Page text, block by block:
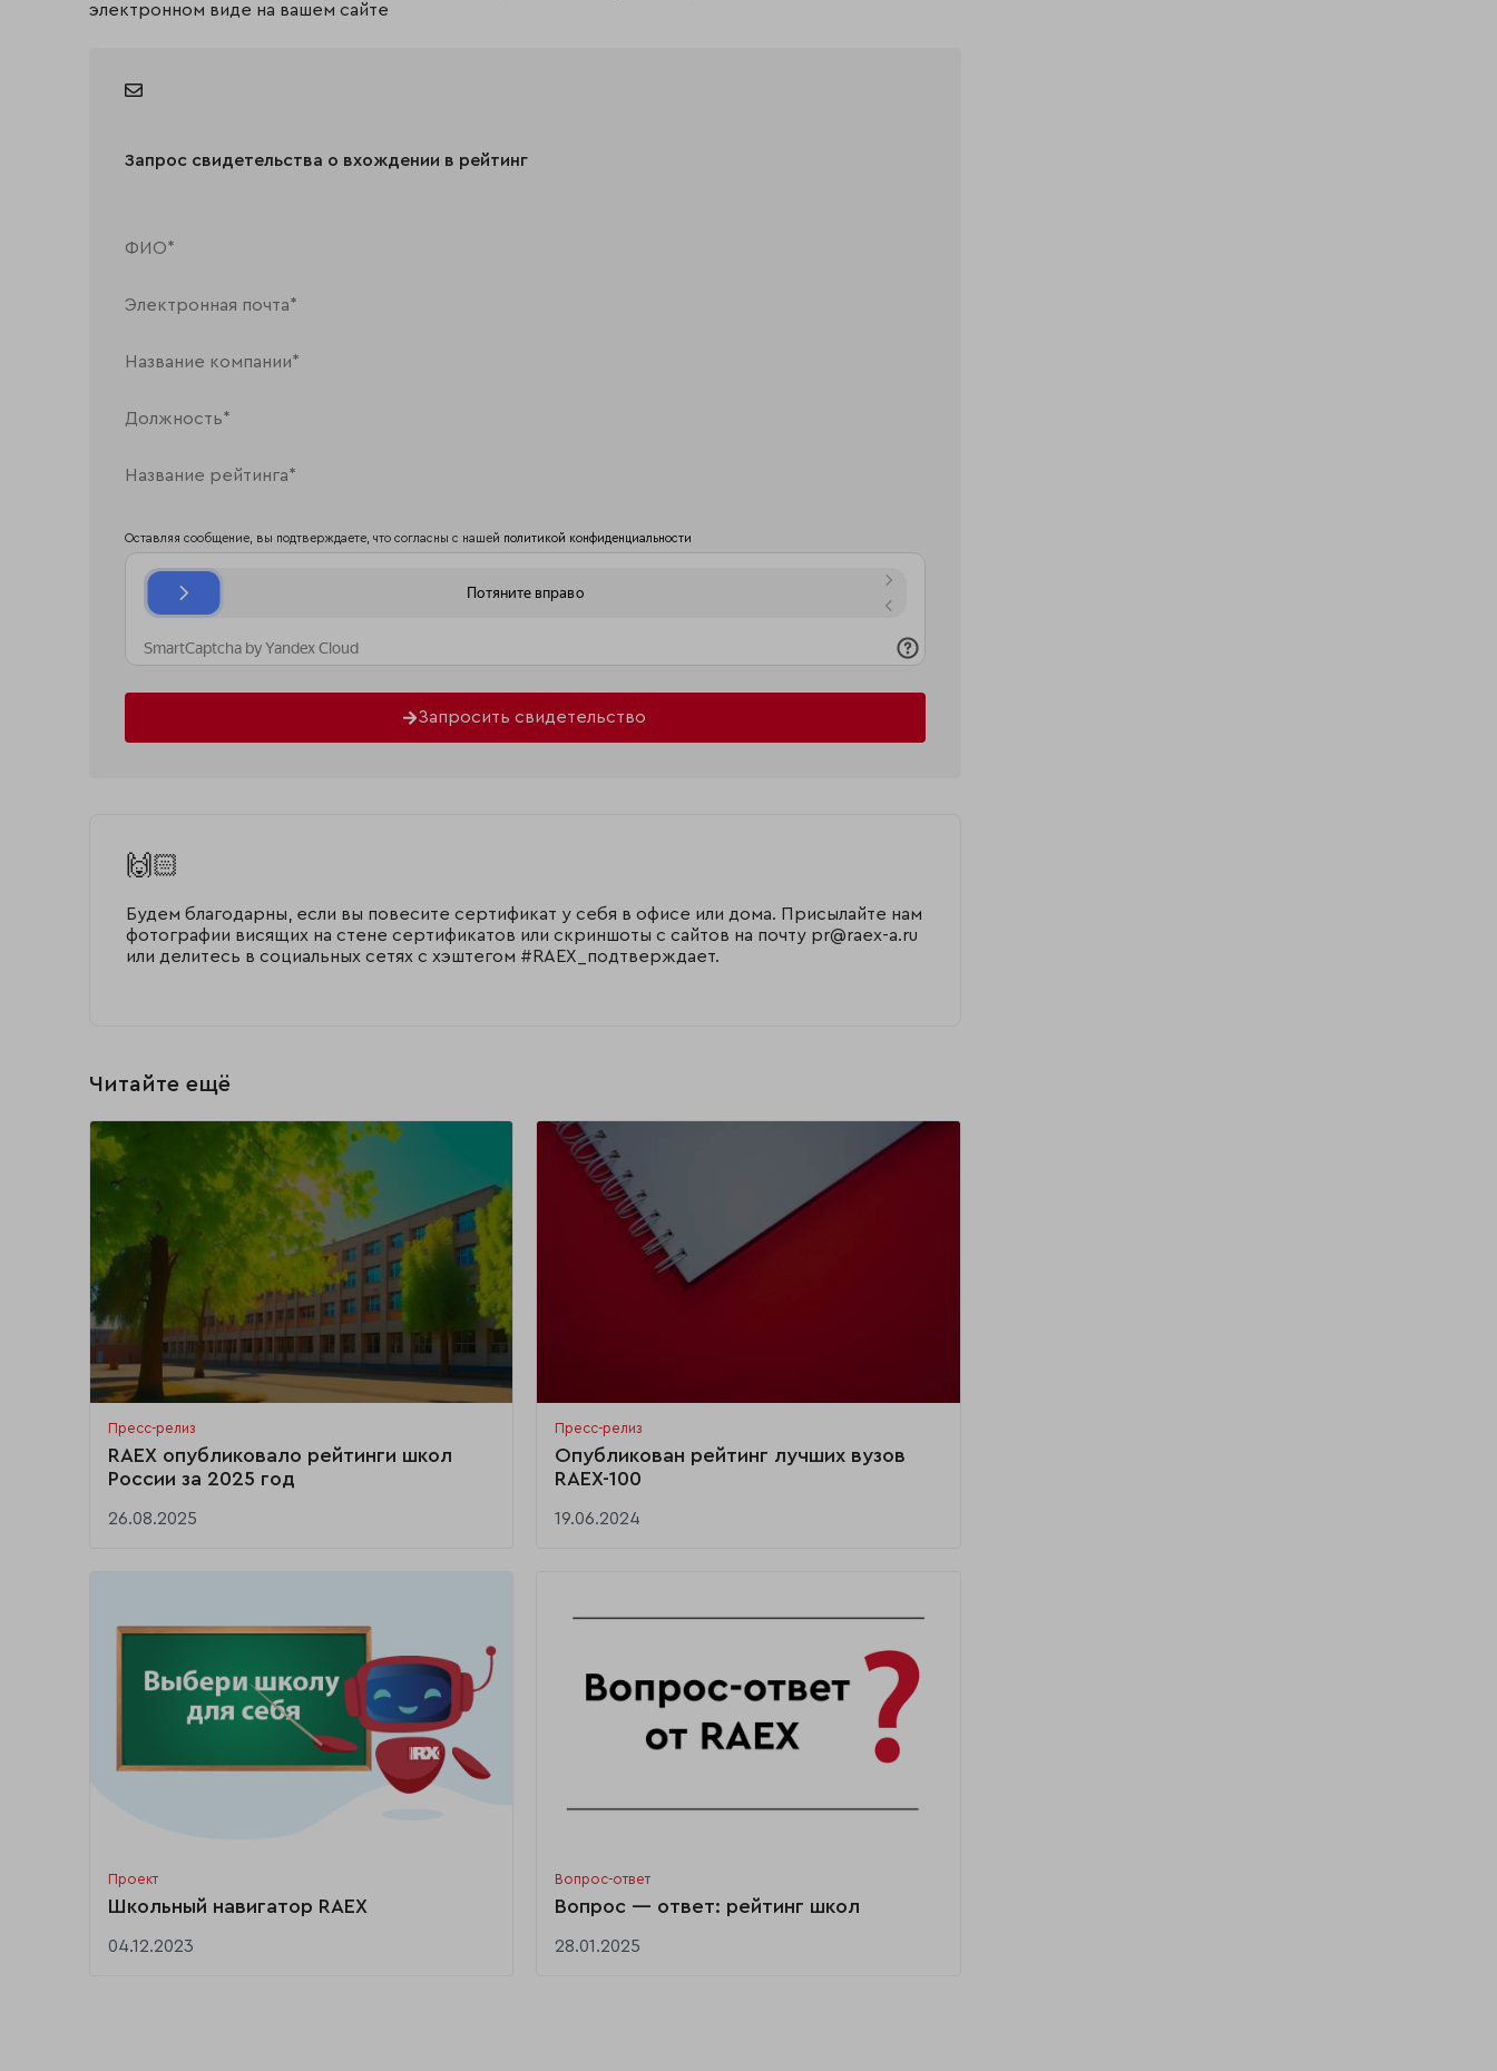
электронном виде на вашем сайте
Запрос свидетельства о вхождении в рейтинг
Оставляя сообщение, вы подтверждаете, что согласны с нашей политикой конфиденциальности
Запросить свидетельство
🙌🏻
Будем благодарны, если вы повесите сертификат у себя в офисе или дома. Присылайте нам
фотографии висящих на стене сертификатов или скриншоты с сайтов на почту pr@raex-a.ru
или делитесь в социальных сетях с хэштегом #RAEX_подтверждает.
Читайте ещё
Пресс-релиз
RAEX опубликовало рейтинги школ
России за 2025 год
26.08.2025
Пресс-релиз
Опубликован рейтинг лучших вузов
RAEX-100
19.06.2024
Проект
Школьный навигатор RAEX
04.12.2023
Вопрос-ответ
Вопрос — ответ: рейтинг школ
28.01.2025